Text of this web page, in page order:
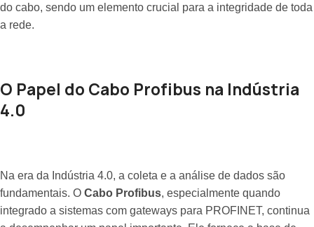
do cabo, sendo um elemento crucial para a integridade de toda
a rede.
O Papel do Cabo Profibus na Indústria
4.0
Na era da Indústria 4.0, a coleta e a análise de dados são
fundamentais. O Cabo Profibus, especialmente quando
integrado a sistemas com gateways para PROFINET, continua